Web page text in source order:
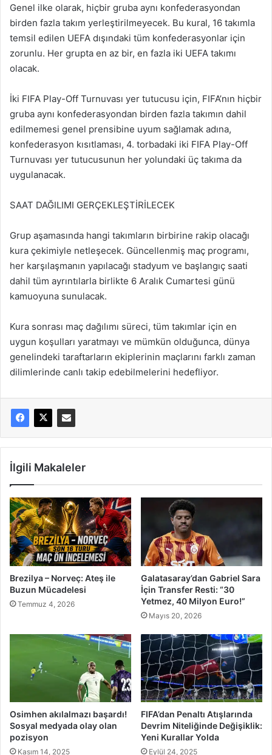
Genel ilke olarak, hiçbir gruba aynı konfederasyondan
birden fazla takım yerleştirilmeyecek. Bu kural, 16 takımla
temsil edilen UEFA dışındaki tüm konfederasyonlar için
zorunlu. Her grupta en az bir, en fazla iki UEFA takımı
olacak.
İki FIFA Play-Off Turnuvası yer tutucusu için, FIFA’nın hiçbir
gruba aynı konfederasyondan birden fazla takımın dahil
edilmemesi genel prensibine uyum sağlamak adına,
konfederasyon kısıtlaması, 4. torbadaki iki FIFA Play-Off
Turnuvası yer tutucusunun her yolundaki üç takıma da
uygulanacak.
SAAT DAĞILIMI GERÇEKLEŞTİRİLECEK
Grup aşamasında hangi takımların birbirine rakip olacağı
kura çekimiyle netleşecek. Güncellenmiş maç programı,
her karşılaşmanın yapılacağı stadyum ve başlangıç saati
dahil tüm ayrıntılarla birlikte 6 Aralık Cumartesi günü
kamuoyuna sunulacak.
Kura sonrası maç dağılımı süreci, tüm takımlar için en
uygun koşulları yaratmayı ve mümkün olduğunca, dünya
genelindeki taraftarların ekiplerinin maçlarını farklı zaman
dilimlerinde canlı takip edebilmelerini hedefliyor.
İlgili Makaleler
Brezilya – Norveç: Ateş ile
Buzun Mücadelesi
Temmuz 4, 2026
Galatasaray’dan Gabriel Sara
İçin Transfer Resti: “30
Yetmez, 40 Milyon Euro!”
Mayıs 20, 2026
Osimhen akılalmazı başardı!
Sosyal medyada olay olan
pozisyon
Kasım 14, 2025
FIFA’dan Penaltı Atışlarında
Devrim Niteliğinde Değişiklik:
Yeni Kurallar Yolda
Eylül 24, 2025